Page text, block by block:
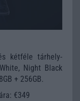
kétféle tárhely-
Night Black
+ 256GB.
€349